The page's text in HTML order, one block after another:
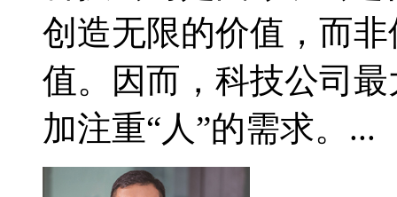
创造无限的价值，而
值。因而，科技公司
加注重“人”的需求。...